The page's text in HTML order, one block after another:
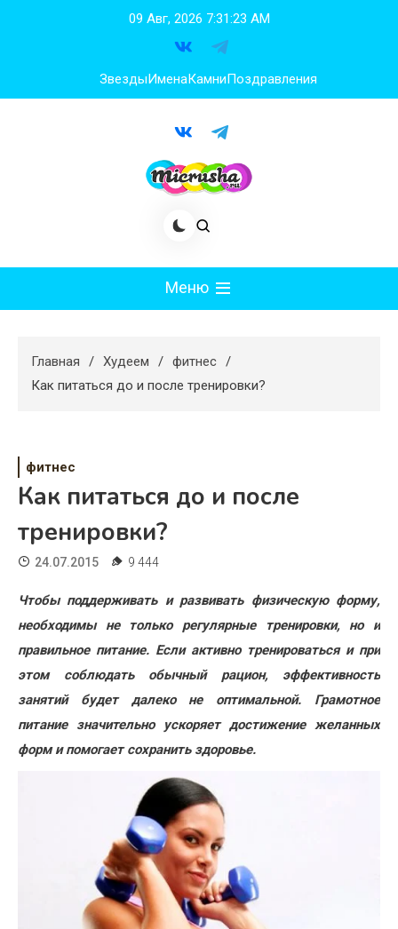
09 Авг, 2026 7:31:24 AM
ЗвездыИменаКамниПоздравления
Меню
Худеем
Свадьба
Жизнь
Хобби
Красота
Недвижимость
Главная Худеем
фитнес
Как питаться до и после тренировки?
фитнес
Как питаться до и после
тренировки?
24.07.2015 9 444
Чтобы поддерживать и развивать физическую форму,
необходимы не только регулярные тренировки, но и
правильное питание. Если активно тренироваться и при
этом соблюдать обычный рацион, эффективность
занятий будет далеко не оптимальной. Грамотное
питание значительно ускоряет достижение желанных
форм и помогает сохранить здоровье.